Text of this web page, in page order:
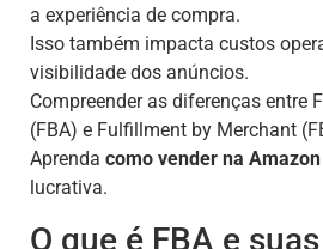
a experiência de compra.
Isso também impacta custos
visibilidade dos anúncios.
Compreender as diferenças entre
(FBA) e Fulfillment by Merchant
Aprenda como vender na Amazon
lucrativa.
O que é FBA e